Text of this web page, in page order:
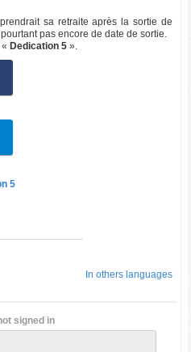
sa retraite après la sortie de
pourtant pas encore de date de sortie.
Dedication 5 ».
5
In others languages
signed in